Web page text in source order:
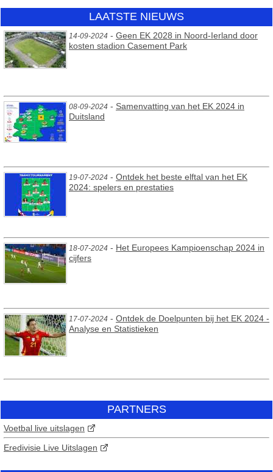
LAATSTE NIEUWS
14-09-2024 - Geen EK 2028 in Noord-Ierland door
kosten stadion Casement Park
08-09-2024 - Samenvatting van het EK 2024 in
Duitsland
19-07-2024 - Ontdek het beste elftal van het EK
2024: spelers en prestaties
18-07-2024 - Het Europees Kampioenschap 2024 in
cijfers
17-07-2024 - Ontdek de Doelpunten bij het EK 2024 -
Analyse en Statistieken
PARTNERS
Voetbal live uitslagen
Eredivisie Live Uitslagen